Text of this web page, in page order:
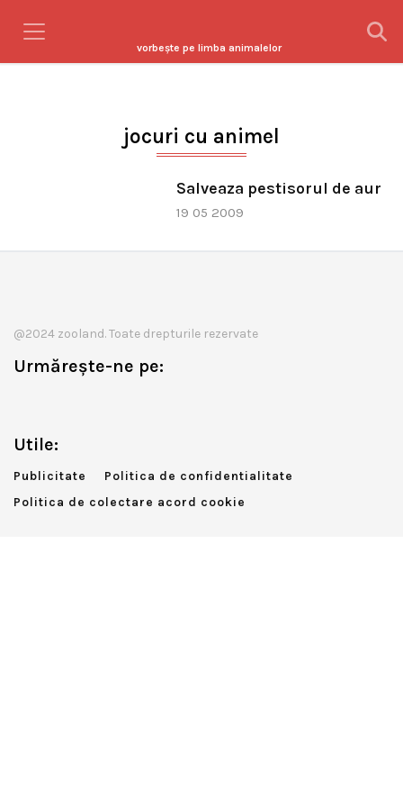
vorbeşte pe limba animalelor
jocuri cu animel
Salveaza pestisorul de aur
19 05 2009
@2024 zooland. Toate drepturile rezervate
Urmărește-ne pe:
Utile:
Publicitate
Politica de confidentialitate
Politica de colectare acord cookie